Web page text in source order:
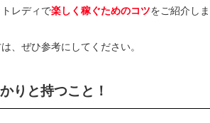
レディで楽しく稼ぐためのコツをご紹介しま
、ぜひ参考にしてください。
りと持つこと！